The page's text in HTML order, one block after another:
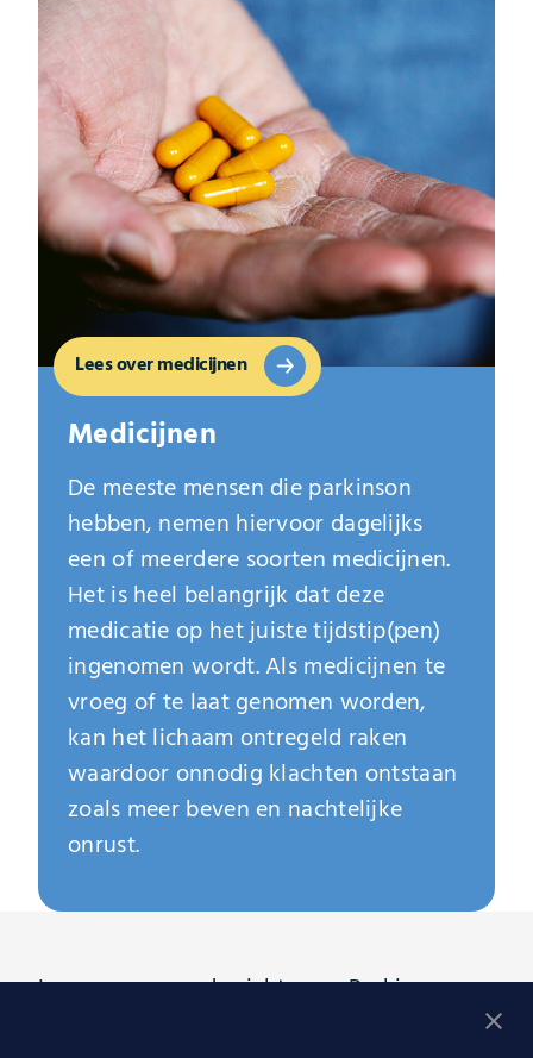
Lees over medicijnen
Medicijnen
De meeste mensen die parkinson
hebben, nemen hiervoor dagelijks
een of meerdere soorten medicijnen.
Het is heel belangrijk dat deze
medicatie op het juiste tijdstip(pen)
ingenomen wordt. Als medicijnen te
vroeg of te laat genomen worden,
kan het lichaam ontregeld raken
waardoor onnodig klachten ontstaan
zoals meer beven en nachtelijke
onrust.
Lees meer over de ziekte van Parkinson